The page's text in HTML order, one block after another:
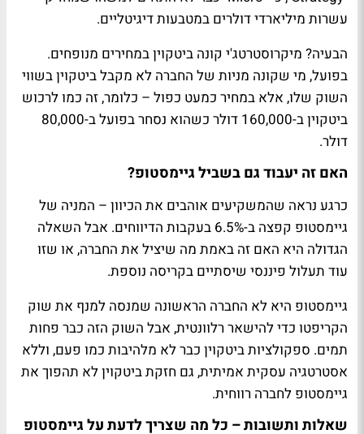
עשרות מיליארדי דולרים במטבעות דיגיטליים.
הבעיה? מיקרוסטרטג'י קונה ביטקוין במחירים מנופחים.
בפועל, מי שקונה מניות של החברה לא מקבל ביטקוין בשווי
השוק שלו, אלא במחיר כמעט כפול – כלומר, זה כמו לרכוש
ביטקוין ב-160,000 דולר כשהוא נסחר בפועל ב-80,000
דולר.
האם זה יעבוד גם בשביל גיימסטופ?
כרגע נראה שהמשקיעים אוהבים את הכיוון – המניה של
גיימסטופ קפצה ב-6.5% בעקבות הדיווחים. אבל השאלה
הגדולה היא האם זה באמת מה שיציל את החברה, או שזו
עוד תעלול פיננסי שיסתיים בקריסה נוספת.
גיימסטופ היא לא החברה הראשונה שמנסה למנף את שוק
הקריפטו כדי להישאר רלוונטית, אבל השוק הזה כבר פחות
תמים. ספקולציות ביטקוין כבר לא מלהיבות כמו פעם, וללא
אסטרטגיה עסקית אמיתית, גם חזקת ביטקוין לא תהפוך את
גיימסטופ לחברה רווחית.
שאלות ותשובות – כל מה שצריך לדעת על גיימסטופ